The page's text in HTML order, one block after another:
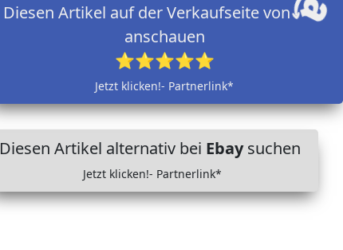
Diesen Artikel auf der Verkaufseite von
anschauen
⭐⭐⭐⭐⭐
Jetzt klicken!- Partnerlink*
Diesen Artikel alternativ bei Ebaysuchen
Jetzt klicken!- Partnerlink*